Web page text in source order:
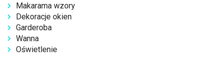
Makarama wzory
Dekoracje okien
Garderoba
Wanna
Oświetlenie